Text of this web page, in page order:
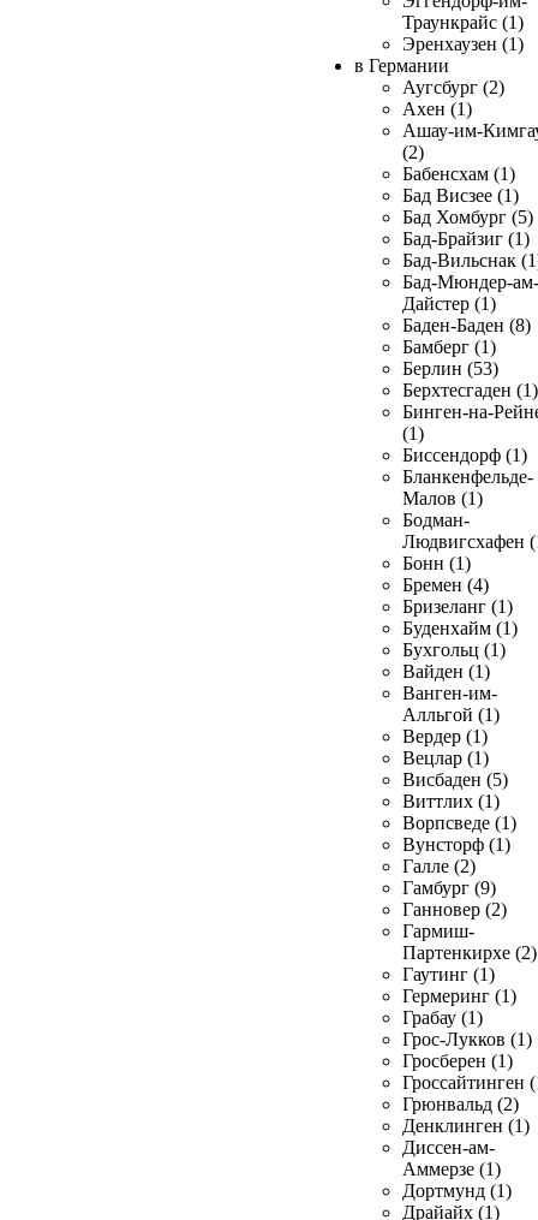
Траункрайс (1)
Эренхаузен (1)
в Германии
Аугсбург (2)
Ахен (1)
Ашау-им-
(2)
Бабенсхам (1)
Бад Висзее (1)
Бад Хомбург (5)
Бад-Брайзиг (1)
Бад-Вильснак
Бад-Мюндер-ам-
Дайстер (1)
Баден-Баден (8)
Бамберг (1)
Берлин (53)
Берхтесгаден (1)
Бинген-на-
(1)
Биссендорф (1)
Бланкенфельде-
Малов (1)
Бодман-
Людвигсхафен
Бонн (1)
Бремен (4)
Бризеланг (1)
Буденхайм (1)
Бухгольц (1)
Вайден (1)
Ванген-им-
Алльгой (1)
Вердер (1)
Вецлар (1)
Висбаден (5)
Виттлих (1)
Ворпсведе (1)
Вунсторф (1)
Галле (2)
Гамбург (9)
Ганновер (2)
Гармиш-
Партенкирхе (2)
Гаутинг (1)
Гермеринг (1)
Грабау (1)
Грос-Лукков (1)
Гросберен (1)
Гроссайтинген
Грюнвальд (2)
Денклинген (1)
Диссен-ам-
Аммерзе (1)
Дортмунд (1)
Драйайх (1)